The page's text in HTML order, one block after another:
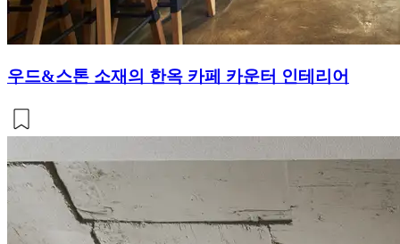
우드&스톤 소재의 한옥 카페 카운터 인테리어